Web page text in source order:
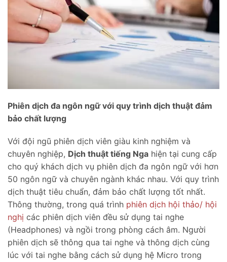
Phiên dịch đa ngôn ngữ với quy trình dịch thuật đảm
bảo chất lượng
Với đội ngũ phiên dịch viên giàu kinh nghiệm và
chuyên nghiệp, Dịch thuật tiếng Nga hiện tại cung cấp
cho quý khách dịch vụ phiên dịch đa ngôn ngữ với hơn
50 ngôn ngữ và chuyên ngành khác nhau. Với quy trình
dịch thuật tiêu chuẩn, đảm bảo chất lượng tốt nhất.
Thông thường, trong quá trình phiên dịch hội thảo/ hội
nghị các phiên dịch viên đều sử dụng tai nghe
(Headphones) và ngồi trong phòng cách âm. Người
phiên dịch sẽ thông qua tai nghe và thông dịch cùng
lúc với tai nghe bằng cách sử dụng hệ Micro trong